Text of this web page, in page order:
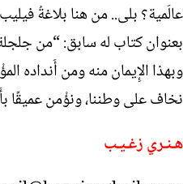
عالَمية؟ بلى.. من هنا بلاغةُ
بعنوان كتاب له سابق: “من
وبهذا الإِيمان منه ومن أَنداده
نخاف على وطننا، ونؤْمن عميقًا
هـنـري زغـيـب